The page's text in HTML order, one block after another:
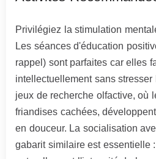
Privilégiez la stimulation
Les séances d'éducation
rappel) sont parfaites car elles
intellectuellement sans
jeux de recherche olfactive, où
friandises cachées,
en douceur. La socialisation
gabarit similaire est essentielle